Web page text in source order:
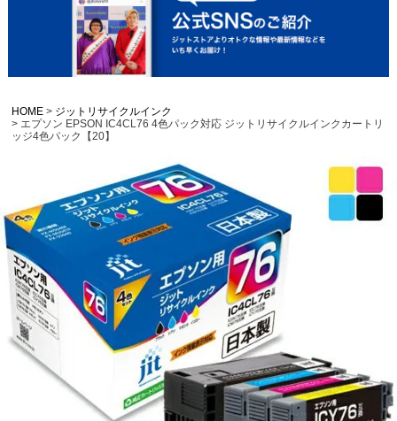
HOME
ジットリサイクルインク
エプソン EPSON IC4CL76 4色パック対応 ジットリサイクルインクカートリ
ッジ4色パック【20】